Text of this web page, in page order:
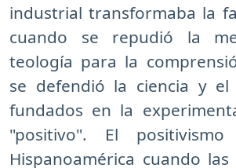
industrial transformaba la
cuando se repudió la
teología para la
se defendió la ciencia y el
fundados en la
"positivo". El
Hispanoamérica cuando